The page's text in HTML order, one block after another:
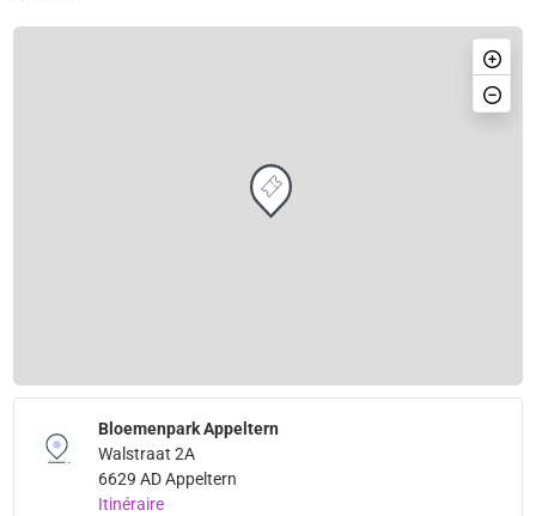
Bloemenpark Appeltern
Walstraat 2A
6629 AD Appeltern
Itinéraire